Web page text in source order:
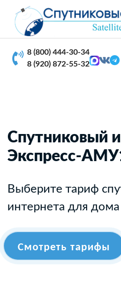
8 (800) 444-30-34
8 (920) 872-55-32
Спутниковый
Экспресс-
Выберите тариф
интернета для
Смотреть тарифы